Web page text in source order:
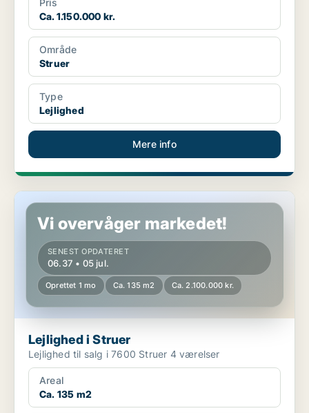
Pris
Ca. 1.150.000 kr.
Område
Struer
Type
Lejlighed
Mere info
Lejlighed i Struer
Vi overvåger markedet!
SENEST OPDATERET
06.37 • 05 jul.
Oprettet 1 mo Ca. 135 m2 Ca. 2.100.000 kr.
Lejlighed i Struer
Lejlighed til salg i 7600 Struer 4 værelser
Areal
Ca. 135 m2